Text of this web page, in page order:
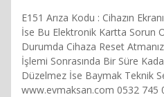
E151 Arıza Kodu : Cihazın
İse Bu Elektronik Kartta Sorun
Durumda Cihaza Reset
İşlemi Sonrasında Bir Süre
Düzelmez İse Baymak Teknik
www.evmaksan.com 0532 745